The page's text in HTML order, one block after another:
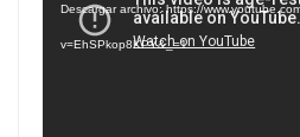
vídeo
Descargar archivo: https://
v=EhSPkop8KPY&_=1